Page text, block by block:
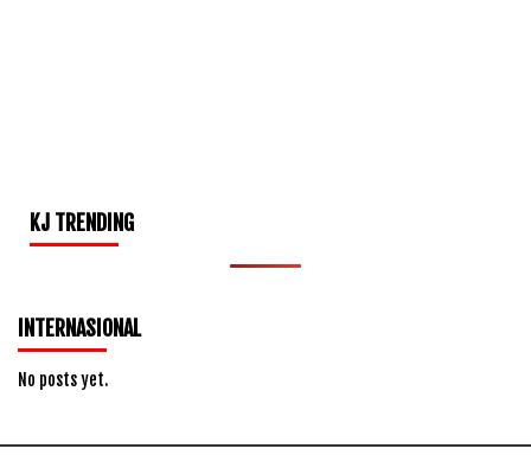
KJ TRENDING
INTERNASIONAL
No posts yet.